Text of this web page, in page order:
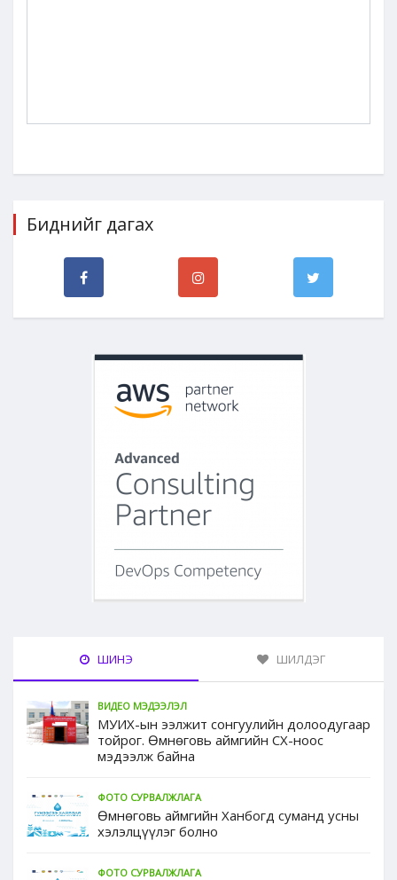
Биднийг дагах
ШИНЭ ШИЛДЭГ
ВИДЕО МЭДЭЭЛЭЛ
МУИХ-ын ээлжит сонгуулийн долоодугаар
тойрог. Өмнөговь аймгийн СХ-ноос
мэдээлж байна
ФОТО СУРВАЛЖЛАГА
Өмнөговь аймгийн Ханбогд суманд усны
хэлэлцүүлэг болно
ФОТО СУРВАЛЖЛАГА